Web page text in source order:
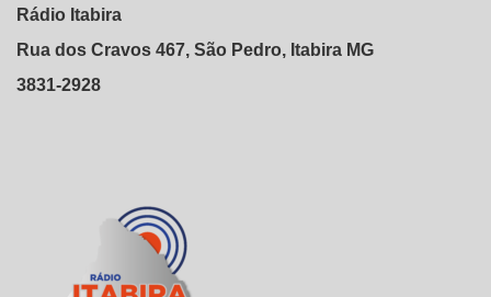
Rádio Itabira
Rua dos Cravos 467, São Pedro, Itabira MG
3831-2928